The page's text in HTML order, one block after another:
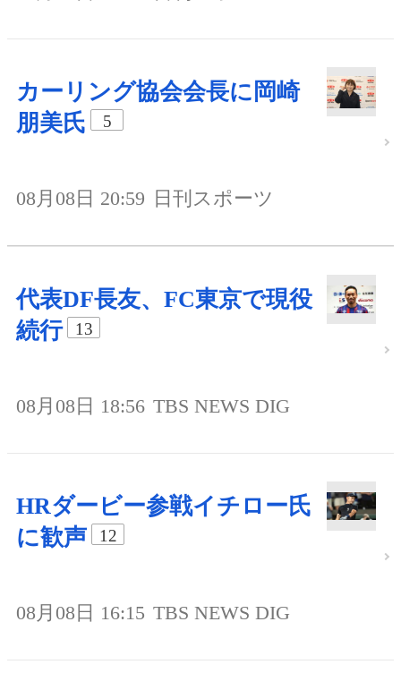
カーリング協会会長に岡崎
朋美氏
5
08月08日 20:59 日刊スポーツ
代表DF長友、FC東京で現役
続行
13
08月08日 18:56 TBS NEWS DIG
HRダービー参戦イチロー氏
に歓声
12
08月08日 16:15 TBS NEWS DIG